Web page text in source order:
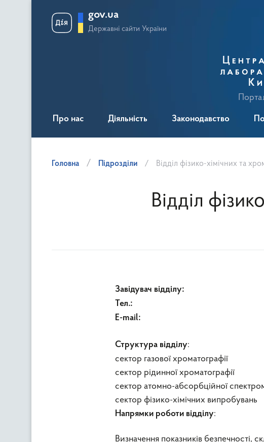
gov.ua
Державні сайти України
Про нас Діяльність Законодавство
Головна Підрозділи Відділ фізико-хімічних та
Відділ
Завідувач відділу:
Тел.:
E-mail:
Структура відділу:
сектор газової хроматографії
сектор рідинної хроматографії
сектор атомно-абсорбційної
сектор фізико-хімічних випробувань
Напрямки роботи відділу:
Визначення показників безпечності,